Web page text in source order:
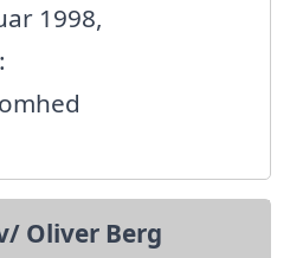
1998,
Oliver Berg